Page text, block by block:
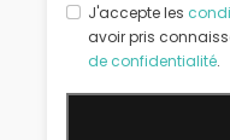
J'accepte les
avoir pris
de confidentialité.